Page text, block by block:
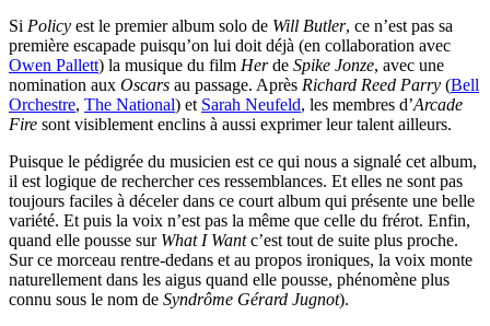
Si Policy est le premier album solo de Will Butler, ce n’est pas sa
première escapade puisqu’on lui doit déjà (en collaboration avec
Owen Pallett) la musique du film Herde Spike Jonze, avec une
nomination aux Oscars au passage. Après Richard Reed Parry (Bell
Orchestre, The National) et Sarah Neufeld, les membres d’Arcade
Fire sont visiblement enclins à aussi exprimer leur talent ailleurs.
Puisque le pédigrée du musicien est ce qui nous a signalé cet album,
il est logique de rechercher ces ressemblances. Et elles ne sont pas
toujours faciles à déceler dans ce court album qui présente une belle
variété. Et puis la voix n’est pas la même que celle du frérot. Enfin,
quand elle pousse sur What I Wantc’est tout de suite plus proche.
Sur ce morceau rentre-dedans et au propos ironiques, la voix monte
naturellement dans les aigus quand elle pousse, phénomène plus
connu sous le nom de Syndrôme Gérard Jugnot).